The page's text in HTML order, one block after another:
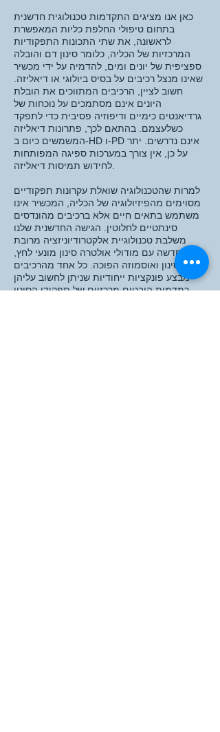
כאן אנו מציגים התקדמות טכנולוגית חדשנית
בתחום טיפולי החלפת כליות המאפשרת
לראשונה, את שתי התכונות התפקודיות
המרכזיות של הכליה, כלומר סינון דם והובלה
ספציפית של יונים ומים, להדמיה על ידי מכשיר
שאינו מנצל רכיבים על בסיס ביולוגי או דיאליזה.
חשוב לציין, הרכיבים המתווכים את הובלת
היונים אינם מסתמכים על נוכחות של
גרדיאנטים כימיים ודיפוזיה פסיבית כדי לתפקד
כשלעצמם. בהתאם לכך, פתרונות דיאליזה
המשמשים כיום ב-HD ו-PD אינם נדרשים. יתר
על כן, אין צורך במערכות ספיגה המפותחות
למרות שהטכנולוגיה שואלת עקרונות תפקודיים
מסוימים מהפיזיולוגיה של הכליה, המכשיר אינו
משתמש בתאים חיים אלא ברכיבים מהונדסים
סינתטיים לחלוטין. הגישה החדשנית שלנו
משלבת טכנולוגיית אלקטרודיוניזציה מרובת
רשת חדשה עם מודולי אולטרה סינון מונעי לחץ,
ננו סינון ואוסמוזה הפוכה. כל אחד מהרכיבים
מבצע פונקציות ייחודיות שניתן לחשוב עליהן
כמדמות היבטים מרכזיים של תפקודי הסינון